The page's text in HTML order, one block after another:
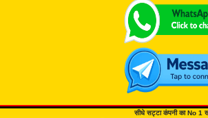
सीधे सट्टा कंपनी का No 1